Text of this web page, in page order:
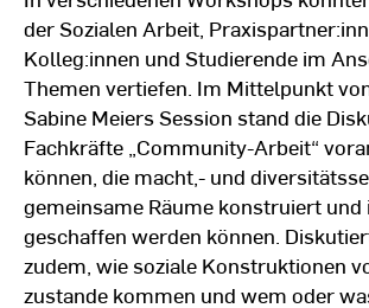
der Sozialen Arbeit,
Kolleg:innen und Studierende im
Themen vertiefen. Im Mittelpunkt
Sabine Meiers Session stand die
Fachkräfte „Community-Arbeit“
können, die macht,- und
gemeinsame Räume konstruiert
geschaffen werden können.
zudem, wie soziale Konstruktionen
zustande kommen und wem oder